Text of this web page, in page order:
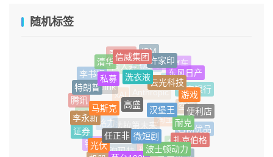
随机标签
京淘淘
中国人寿
周受资
IBM
哪吒汽车
FSD
Anthropic
xAI
Neuralink
李书福
清华
信威集团 许家印
东风日产
平安银行
空调
淘宝
法拉第未来
格力
现代
腾讯
特朗普
私募 洗衣液
云光科技
游戏
便利店
名创优品
芯片
铁路
证券
李永新
马斯克
高盛
汉堡王
耐克
扎克伯格
光伏
任正非
微短剧
波士顿动力
茅台1935